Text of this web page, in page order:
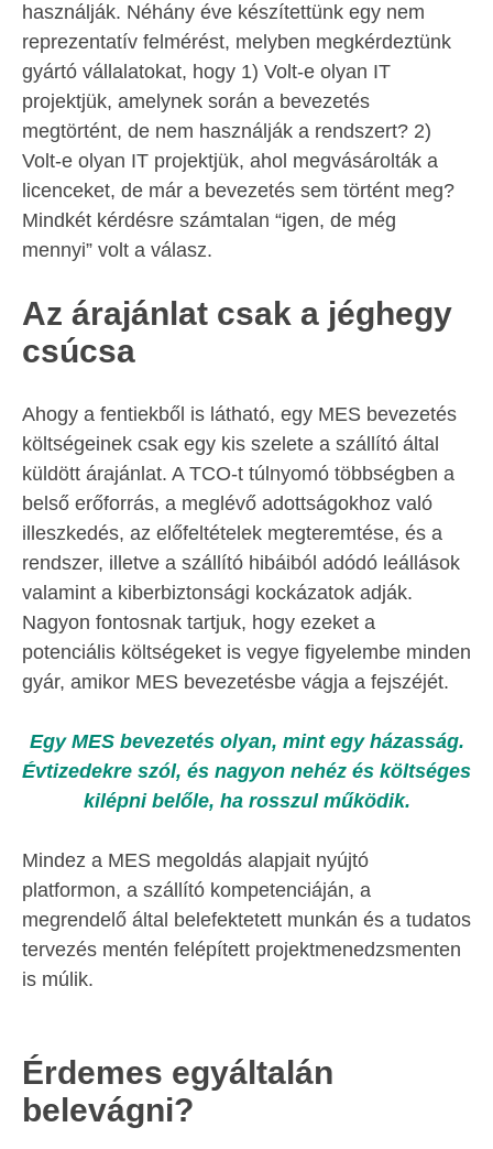
használják. Néhány éve készítettünk egy nem
reprezentatív felmérést, melyben megkérdeztünk
gyártó vállalatokat, hogy 1) Volt-e olyan IT
projektjük, amelynek során a bevezetés
megtörtént, de nem használják a rendszert? 2)
Volt-e olyan IT projektjük, ahol megvásárolták a
licenceket, de már a bevezetés sem történt meg?
Mindkét kérdésre számtalan “igen, de még
mennyi” volt a válasz.
Az árajánlat csak a jéghegy
csúcsa
Ahogy a fentiekből is látható, egy MES bevezetés
költségeinek csak egy kis szelete a szállító által
küldött árajánlat. A TCO-t túlnyomó többségben a
belső erőforrás, a meglévő adottságokhoz való
illeszkedés, az előfeltételek megteremtése, és a
rendszer, illetve a szállító hibáiból adódó leállások
valamint a kiberbiztonsági kockázatok adják.
Nagyon fontosnak tartjuk, hogy ezeket a
potenciális költségeket is vegye figyelembe minden
gyár, amikor MES bevezetésbe vágja a fejszéjét.
Egy MES bevezetés olyan, mint egy házasság.
Évtizedekre szól, és nagyon nehéz és költséges
kilépni belőle, ha rosszul működik.
Mindez a MES megoldás alapjait nyújtó
platformon, a szállító kompetenciáján, a
megrendelő által belefektetett munkán és a tudatos
tervezés mentén felépített projektmenedzsmenten
is múlik.
Érdemes egyáltalán
belevágni?